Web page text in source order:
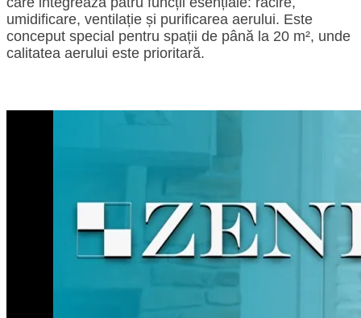
umidificare, ventilație și purificarea aerului. Este
conceput special pentru spații de până la 20 m², unde
calitatea aerului este prioritară.